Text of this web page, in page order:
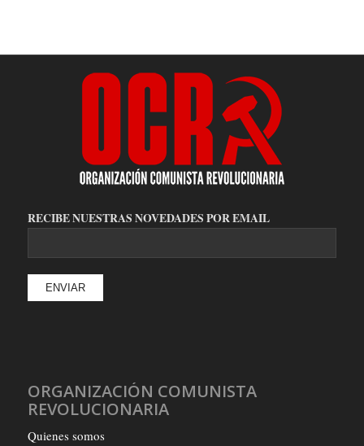
RECIBE NUESTRAS NOVEDADES POR EMAIL
ORGANIZACIÓN COMUNISTA
REVOLUCIONARIA
Quienes somos